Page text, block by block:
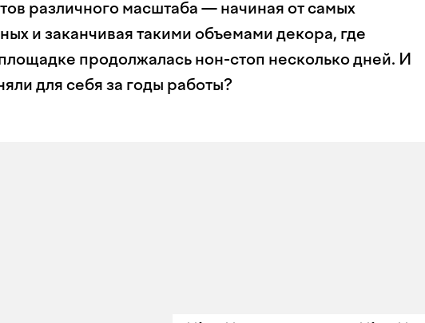
различного масштаба — начиная от самых
и заканчивая такими объемами декора, где
продолжалась нон-стоп несколько дней. И
для себя за годы работы?